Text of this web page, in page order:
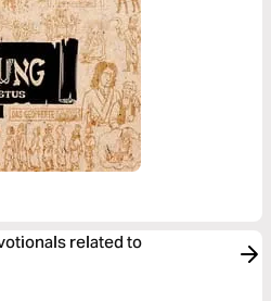
related to